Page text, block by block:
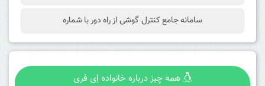
سامانه جامع کنترل گوشی از راه دور با شماره
همه چیز درباره خانواده اِی فری